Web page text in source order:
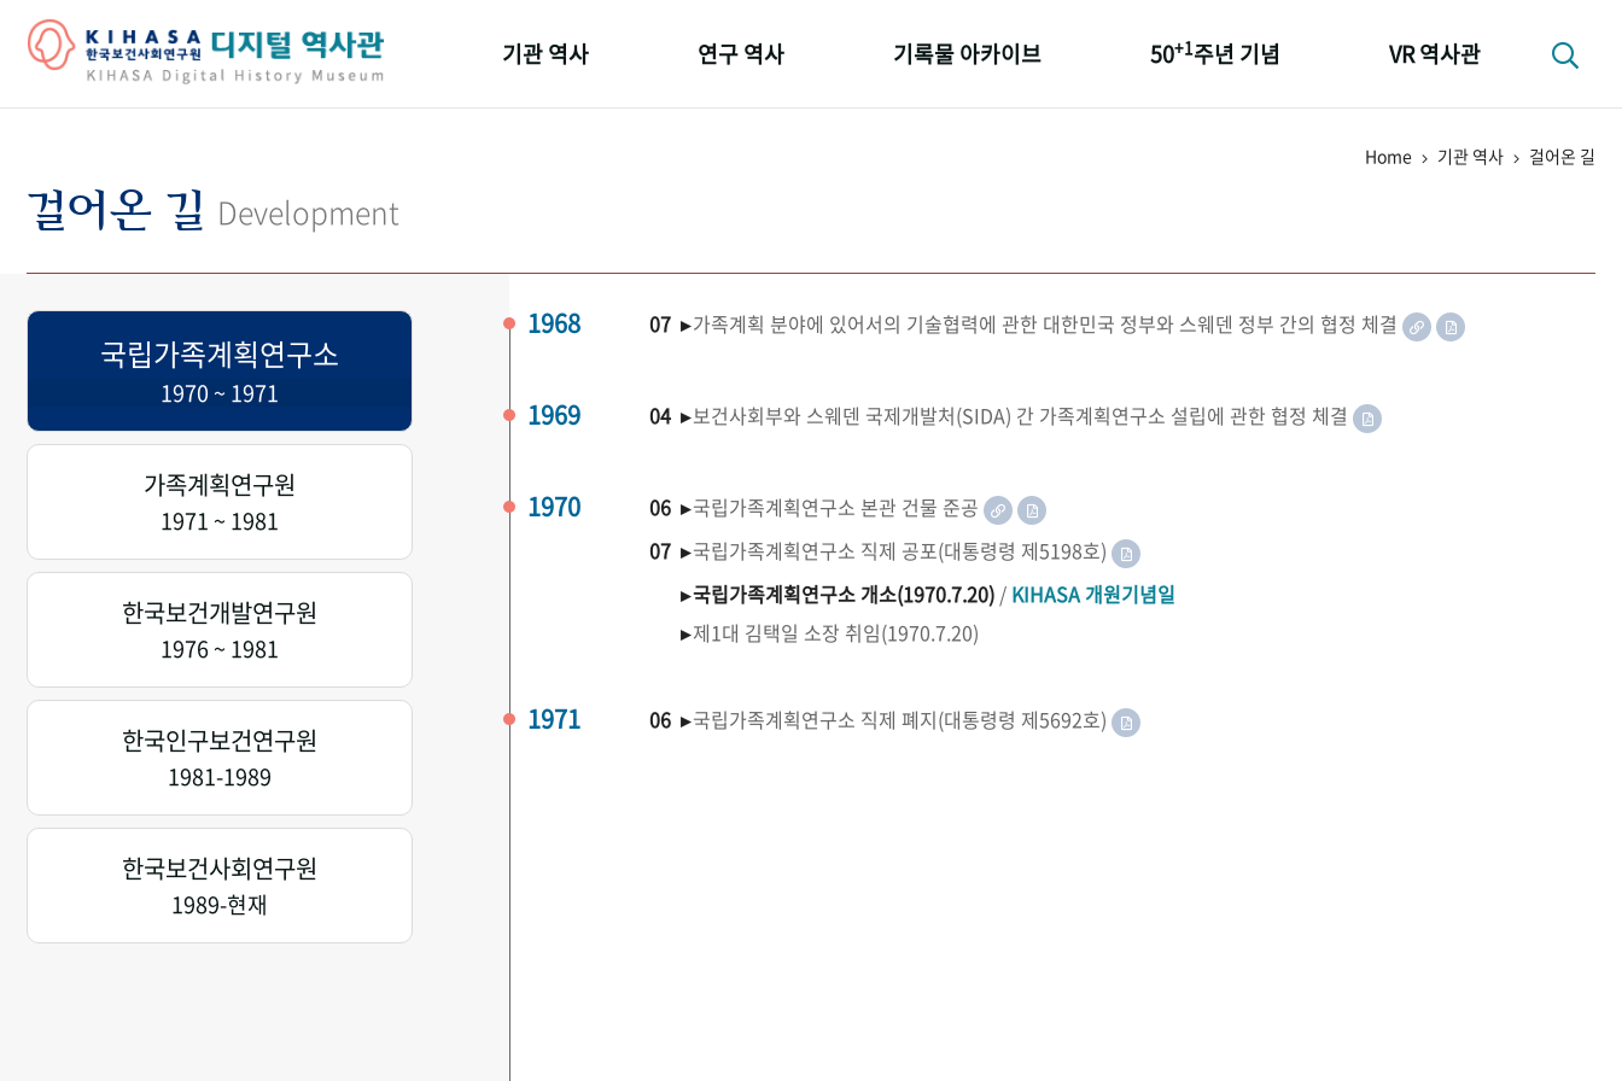
기관 역사 연구 역사 기록물 아카이브 50+1주년 기념 VR 역사관
Home 기관 역사 걸어온 길
걸어온 길 Development
국립가족계획연구소
1970 ~ 1971
가족계획연구원
1971 ~ 1981
한국보건개발연구원
1976 ~ 1981
한국인구보건연구원
1981-1989
한국보건사회연구원
1989-현재
1968 07 ▸가족계획 분야에 있어서의 기술협력에 관한 대한민국 정부와 스웨덴 정부 간의 협정 체결
1969 04 ▸보건사회부와 스웨덴 국제개발처(SIDA) 간 가족계획연구소 설립에 관한 협정 체결
1970 06 ▸국립가족계획연구소 본관 건물 준공
07 ▸국립가족계획연구소 직제 공포(대통령령 제5198호)
▸국립가족계획연구소 개소(1970.7.20) / KIHASA 개원기념일
▸제1대 김택일 소장 취임(1970.7.20)
1971 06 ▸국립가족계획연구소 직제 폐지(대통령령 제5692호)